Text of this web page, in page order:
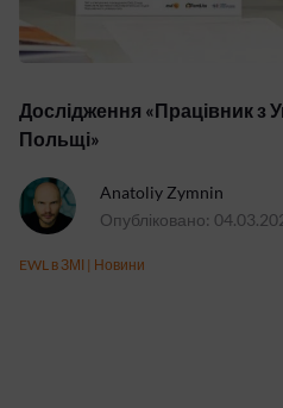
Дослідження «Працівник з
Польщі»
Anatoliy Zymnin
Опубліковано:
EWL в ЗМІ | Новини